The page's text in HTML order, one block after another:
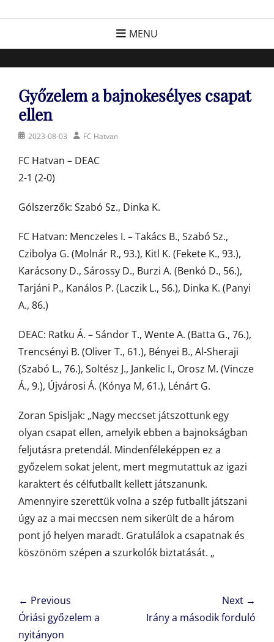
FC Hatvan
Egyesület a hatvani labdarúgásért, sportért!
MENU
Győzelem a bajnokesélyes csapat
ellen
Posted2023-08-03 AuthorFC Hatvan
FC Hatvan – DEAC
2-1 (2-0)
Gólszerzők: Szabó Sz., Dinka K.
FC Hatvan: Menczeles I. – Takács B., Szabó Sz.,
Czibolya G. (Molnár R., 93.), Kitl K. (Fekete K., 93.),
Karácsony D., Sárossy D., Burzi A. (Benkó D., 56.),
Tarjáni P., Kanálos P. (Laczik L., 56.), Dinka K. (Panyi
A., 86.)
DEAC: Ratku Á. – Sándor T., Wente A. (Batta G., 76.),
Trencsényi B. (Oliver T., 61.), Bényei B., Al-Sheraji
(Szabó L., 76.), Soltész J., Jankelic I., Orosz M. (Vincze
Á., 9.), Újvárosi Á. (Kónya M, 61.), Lénárt G.
Zoran Spisljak: „Nagy meccset játszottunk egy
olyan csapat ellen, amelyik ebben a bajnokságban
feljutásra pretendál. Mindenféleképpen ez a
győzelem sokat jelent, mert megmutattuk az igazi
karaktert és célfutballt kellett játszanunk.
Amennyire szerettük volna a szép futballt játszani
úgy az a mai meccsen nem sikerült de a három
pont jó helyen maradt. Gratulálok a csapatnak és
köszönöm szépen a szurkolók biztatását. „
Bejegyzés
navigáció
← Previous
Previous
post:
Óriási győzelem a
nyitányon
Next →
Next
Irány a második forduló